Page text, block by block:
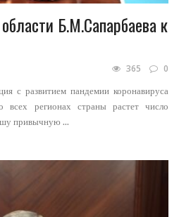
Б.М.Сапарбаева к
365 0
с развитием пандемии коронавируса
всех регионах страны растет число
привычную ...